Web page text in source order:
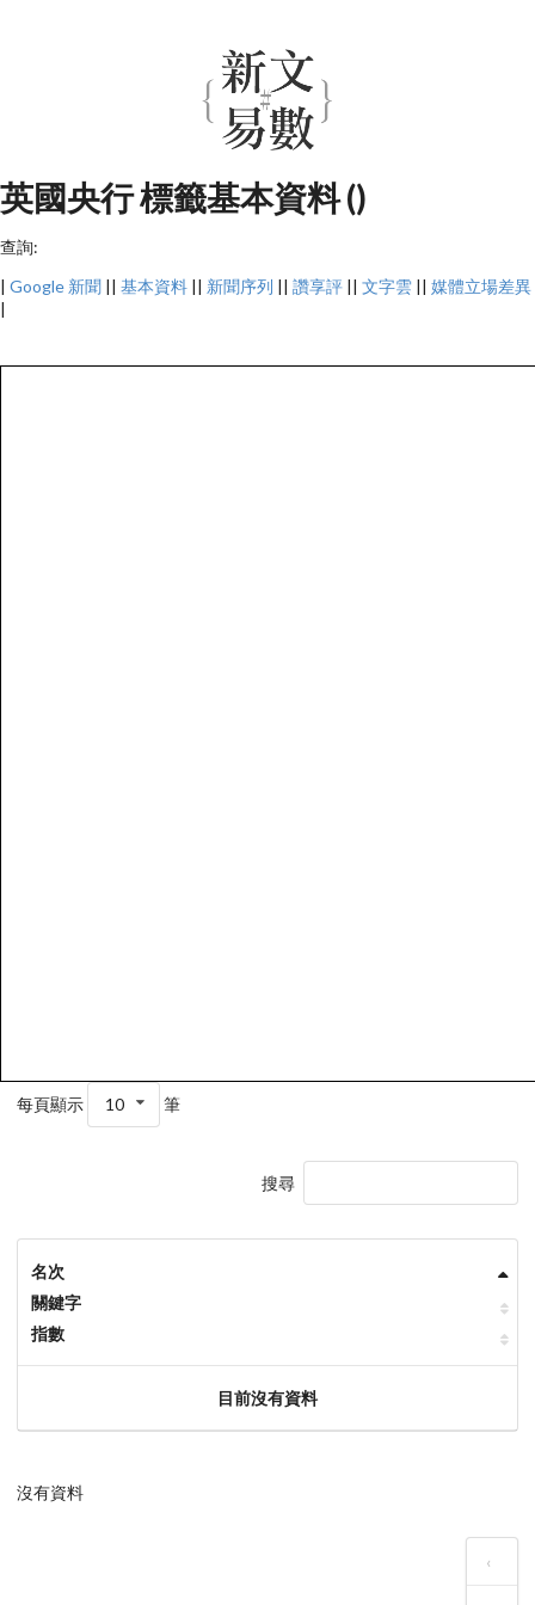
英國央行 標籤基本資料 ()
查詢:
| Google 新聞 || 基本資料 || 新聞序列 || 讚享評 || 文字雲 || 媒體立場差異
|
每頁顯示 10 筆
搜尋
名次
關鍵字
指數
目前沒有資料
沒有資料
‹